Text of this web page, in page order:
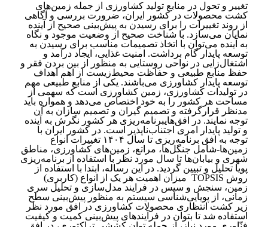
تغییر و تحول در منابع تولید کشاورزی از جمله زمین‌های
کشت محصولات در کشور ایران، ضرورت بررسی و آگاهی
از روند تغییرات را برای رسیدن به پیش‌بینی صحیح از آینده
نمایان می‌سازد. با شناخت صحیح از وضعیت موجود و نگاه
به آینده می‌توان با اتخاذ تصمیمات مناسب برای رسیدن به
توسعه پایدار گام برداشت. امنیت غذایی، ایجاد درآمد و
اشتغال‌زایی در نواحی روستایی به منظور از بین بردن فقر و
حفظ منابع طبیعی و حفاظت محیط‌زیست از اهم اهداف
توسعه پایدار کشاورزی می‌باشند. یکی از منابع طبیعی مهم
در تولیدات کشاورزی، زمین کشاورزی است که سهمی از
مساحت هر کشور را به خود اختصاص می‌دهد و همواره باید
مدنظر قرارگرفته و تصمیم گیران و تصمیم سازان به آن
توجه نمایند. در افق‌هایبرنامه‌ریزی هر کشور نگرش به آینده
و تولید پایدار امری اجتناب‌ناپذیر است. در کشور ایران با
توجه به افق برنامه‌ریزی تا سال ۱۴۰۴ تغییرات انواع
زمین‌ها-شامل جنگل‌ها، مراتع، زمین‌های کشاورزی، مناطق
شهری و بیابان‌ها تا سال مورد نظر با استفاده از برنامه‌ریزی
پویا تحلیل و تبیین گردید. در این رساله، ابتدا با استفاده از
روش TOPSIS میزان اهمیت هر یک از انواع (کاربری)
زمین، سنجش و سپس در فرایند مدل‌سازی و تحلیل سری
زمانی، از پویایی‌شناسی سیستم به منظور پیش‌بینی سطح
زیر کشت انتظاری محصولات کشاورزی در افق مورد نظر
استفاده شد تا بتوان در فرآیندهای پیش‌بینی کمیت و کیفیت